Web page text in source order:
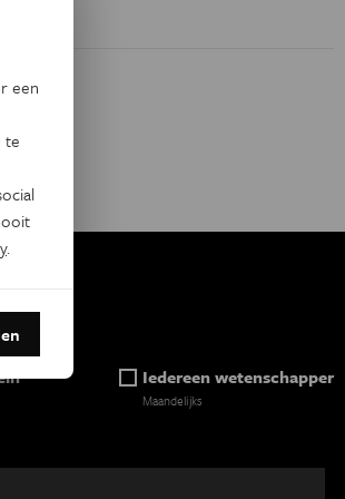
Iedereen wetenschapper
Maandelijks
een
te
.